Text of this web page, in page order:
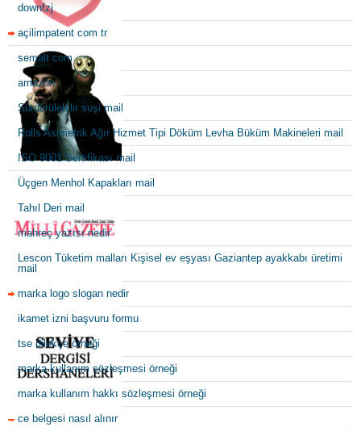
downfzj
açilimpatent com tr
semalt com
amazon
Sürdürülebilir suşi mail
Rolls Asimetrik Ağır Hizmet Tipi Döküm Levha Büküm Makineleri mail
ISO 9001 Sertifikası mail
Üçgen Menhol Kapakları mail
Tahıl Deri mail
mahreç yazısı nedir
Lescon Tüketim malları Kişisel ev eşyası Gaziantep ayakkabı üretimi
mail
marka logo slogan nedir
ikamet izni başvuru formu
tse dilekçe örneği
marka kullanım sözleşmesi örneği
marka kullanım hakkı sözleşmesi örneği
ce belgesi nasıl alınır